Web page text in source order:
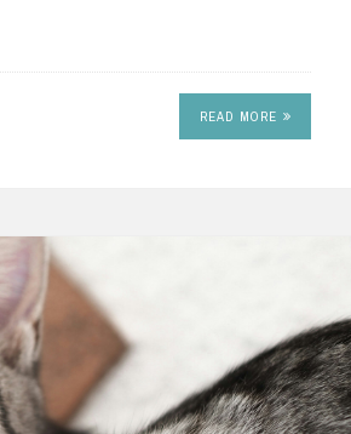
READ MORE